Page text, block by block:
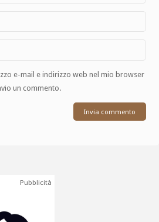
e-mail e indirizzo web nel mio browser
un commento.
Pubblicità